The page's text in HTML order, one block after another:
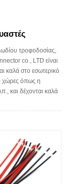
τροφοδοσίας,
co., LTD είναι
καλά στο εσωτερικό
χώρες όπως η
και δέχονται καλά